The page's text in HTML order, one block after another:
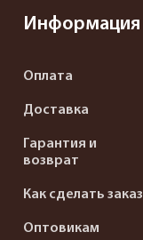
Информация
Оплата
Доставка
Гарантия и
возврат
Как сделать заказ
Оптовикам